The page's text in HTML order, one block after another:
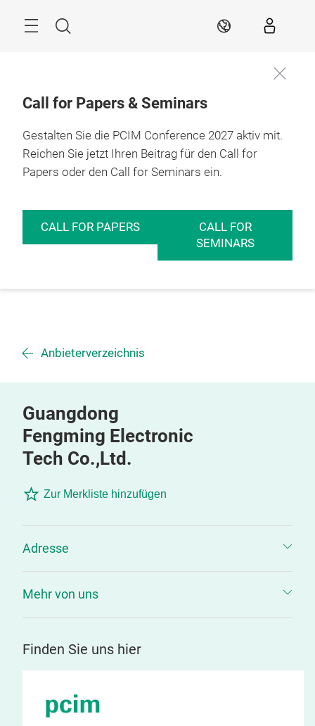
Suche DE
Call for Papers & Seminars
Gestalten Sie die PCIM Conference 2027 aktiv mit.
Reichen Sie jetzt Ihren Beitrag für den Call for
Papers oder den Call for Seminars ein.
CALL FOR PAPERS
CALL FOR
SEMINARS
Anbieterverzeichnis
Guangdong
Fengming Electronic
Tech Co.,Ltd.
Zur Merkliste hinzufügen
Adresse
Mehr von uns
Finden Sie uns hier